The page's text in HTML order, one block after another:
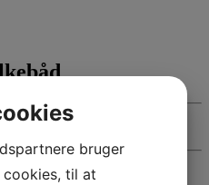
12. april 2026
i Kerteminde
bruger
til at